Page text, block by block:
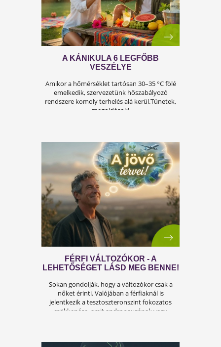
A FÉRFIASSÁG PROBLÉMÁJA:
OKAI, TÜNETEI ÉS LEHETSÉGES
teljesítmény, sok férfi számára központi
az életben. Nem csupán a testi egészséget,
hanem az önbecsülést is befolyásolja.